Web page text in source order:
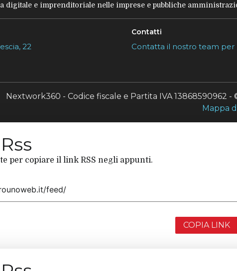
digitale e imprenditoriale nelle imprese e pubbliche
22
Contatti
Contatta il nostro team per
Nextwork360 - Codice fiscale e Partita IVA 13868590962 -
Mappa
per copiare il link RSS negli appunti.
COPIA LINK